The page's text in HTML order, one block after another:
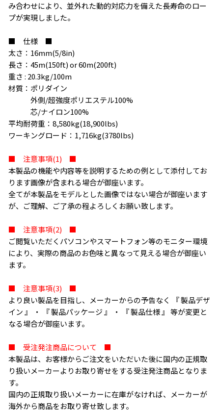
み合わせにより、並外れた動的対応力を備えた長寿命のロー
プが実現しました。
■ 仕様 ■
太さ：16mm(5/8in)
長さ：45m(150ft) or 60m(200ft)
重さ : 20.3kg/100m
材質：ポリダイン
外側/超強度ポリエステル100%
芯/ナイロン100%
平均耐荷重：8,580kg(18,900lbs)
ワーキングロード：1,716kg(3780lbs)
■ 注意事項(1) ■
本製品の機能や内容等を説明するための例として添付してお
ります画像が含まれる場合が御座います。
全てが本製品をモデルとした画像ではない場合が御座います
が、ご理解、ご了承の程よろしくお願い致します。
■ 注意事項(2) ■
ご閲覧いただくパソコンやスマートフォン等のモニター環境
により、実際の商品のお色味と異なって見える場合が御座い
ます。
■ 注意事項(3) ■
より良い製品を目指し、メーカーからの予告なく 『 製品デザ
イン 』 ・ 『 製品パッケージ 』 ・ 『 製品仕様 』 等が変更と
なる場合が御座います。
■ 受注発注商品について ■
本製品は、お客様からご注文をいただいた後に国内の正規取
り扱いメーカーよりお取り寄せをする受注発注商品となりま
す。
国内の正規取り扱いメーカーに在庫がなければ、メーカーが
海外から商品をお取り寄せ致します。